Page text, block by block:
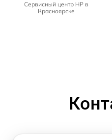
Сервисный центр HP в
Красноярске